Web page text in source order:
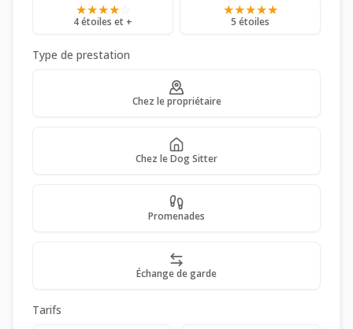
★★★★
4 étoiles et +
★★★★★
5 étoiles
Type de prestation
Chez le propriétaire
Chez le Dog Sitter
Promenades
Échange de garde
Tarifs